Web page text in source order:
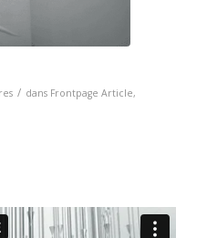
/ dans Frontpage Article,